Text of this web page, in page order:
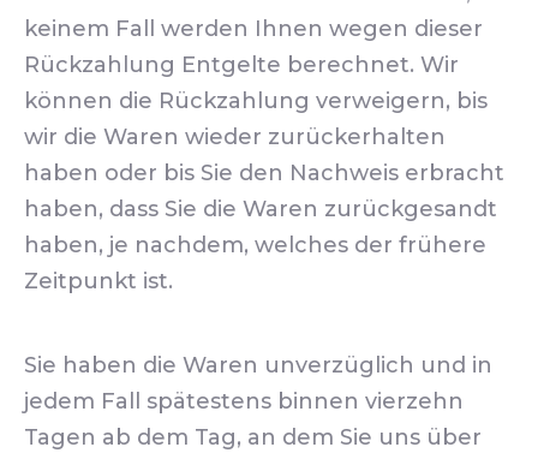
keinem Fall werden Ihnen wegen dieser
Rückzahlung Entgelte berechnet. Wir
können die Rückzahlung verweigern, bis
wir die Waren wieder zurückerhalten
haben oder bis Sie den Nachweis erbracht
haben, dass Sie die Waren zurückgesandt
haben, je nachdem, welches der frühere
Zeitpunkt ist.
Sie haben die Waren unverzüglich und in
jedem Fall spätestens binnen vierzehn
Tagen ab dem Tag, an dem Sie uns über